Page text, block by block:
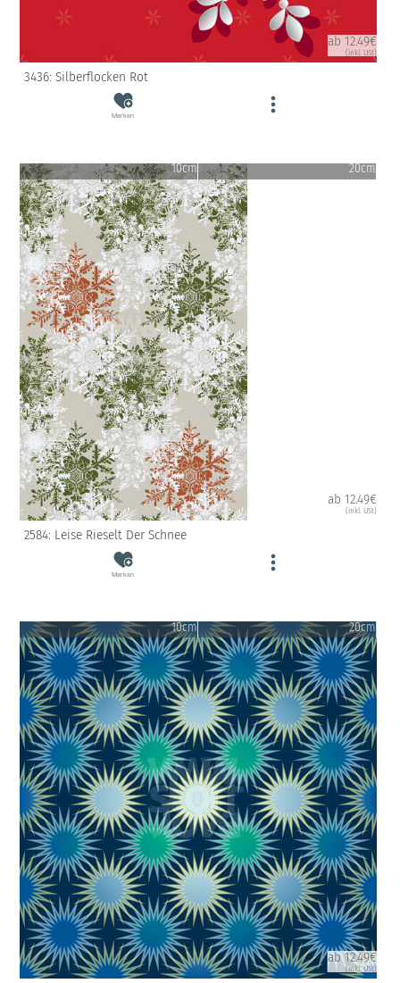
ab 12.49€
(inkl. USt)
3436: Silberflocken Rot
Merken
10cm 20cm
ab 12.49€
(inkl. USt)
2584: Leise Rieselt Der Schnee
Merken
10cm 20cm
ab 12.49€
(inkl. USt)